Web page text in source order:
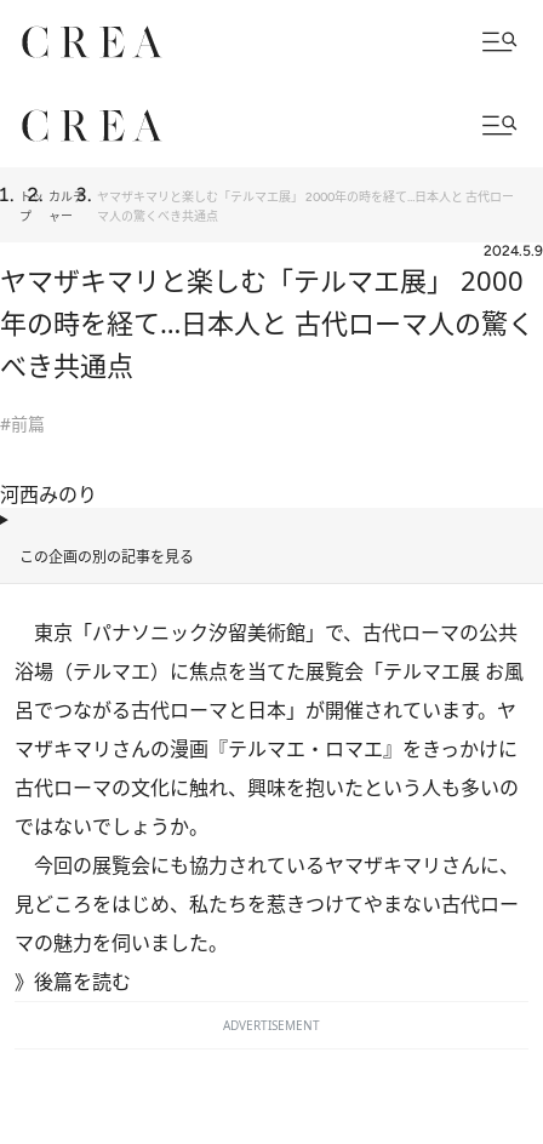
トッ
プ
カルチ
ャー
ヤマザキマリと楽しむ「テルマエ展」 2000年の時を経て…日本人と 古代ロー
マ人の驚くべき共通点
2024.5.9
ヤマザキマリと楽しむ「テルマエ展」 2000
年の時を経て…日本人と 古代ローマ人の驚く
べき共通点
#前篇
河西みのり
この企画の別の記事を見る
東京「パナソニック汐留美術館」で、古代ローマの公共
浴場（テルマエ）に焦点を当てた展覧会「テルマエ展 お風
呂でつながる古代ローマと日本」が開催されています。ヤ
マザキマリさんの漫画『テルマエ・ロマエ』をきっかけに
古代ローマの文化に触れ、興味を抱いたという人も多いの
ではないでしょうか。
今回の展覧会にも協力されているヤマザキマリさんに、
見どころをはじめ、私たちを惹きつけてやまない古代ロー
マの魅力を伺いました。
》 後篇を読む
ADVERTISEMENT